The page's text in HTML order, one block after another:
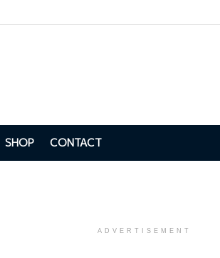
SHOP CONTACT
ADVERTISEMENT